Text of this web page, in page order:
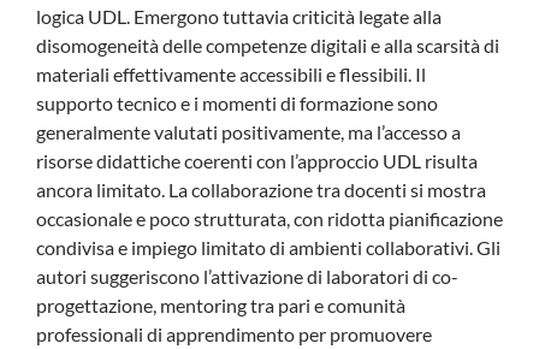
logica UDL. Emergono tuttavia criticità legate alla
disomogeneità delle competenze digitali e alla scarsità di
materiali effettivamente accessibili e flessibili. Il
supporto tecnico e i momenti di formazione sono
generalmente valutati positivamente, ma l’accesso a
risorse didattiche coerenti con l’approccio UDL risulta
ancora limitato. La collaborazione tra docenti si mostra
occasionale e poco strutturata, con ridotta pianificazione
condivisa e impiego limitato di ambienti collaborativi. Gli
autori suggeriscono l’attivazione di laboratori di co-
progettazione, mentoring tra pari e comunità
professionali di apprendimento per promuovere